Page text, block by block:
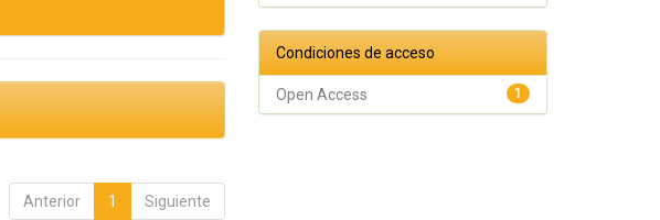
Anterior 1 Siguiente
Condiciones de acceso
1
Open Access